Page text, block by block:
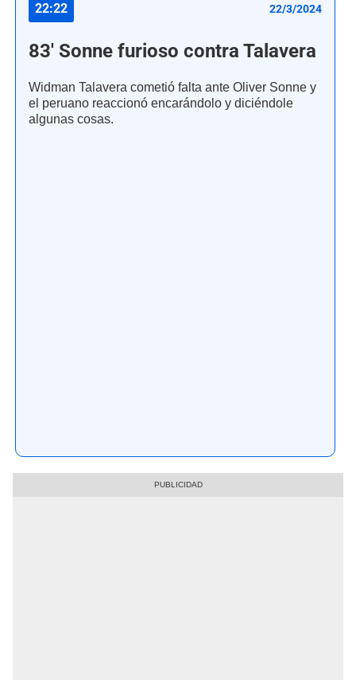
22:22 22/3/2024
83' Sonne furioso contra Talavera
Widman Talavera cometió falta ante Oliver Sonne y
el peruano reaccionó encarándolo y diciéndole
algunas cosas.